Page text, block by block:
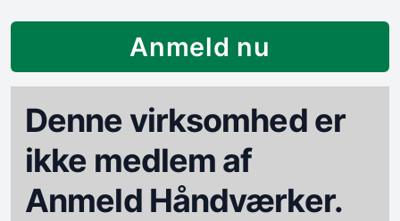
Anmeld nu
Denne virksomhed er
ikke medlem af
Anmeld Håndværker.